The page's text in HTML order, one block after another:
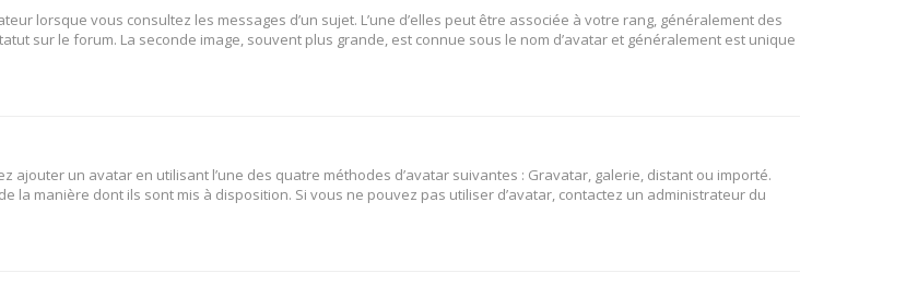
lorsque vous consultez les messages d’un sujet. L’une d’elles peut être associée à votre rang, généralement des
sur le forum. La seconde image, souvent plus grande, est connue sous le nom d’avatar et généralement est unique
ajouter un avatar en utilisant l’une des quatre méthodes d’avatar suivantes : Gravatar, galerie, distant ou importé.
la manière dont ils sont mis à disposition. Si vous ne pouvez pas utiliser d’avatar, contactez un administrateur du